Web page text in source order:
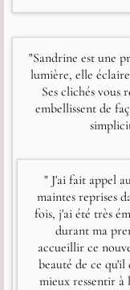
"Sandrine est une
lumière, elle
Ses clichés vous
embellissent de
" J'ai fait appel
maintes reprises
fois, j'ai été très
durant ma
accueillir ce
beauté de ce
mieux ressentir à